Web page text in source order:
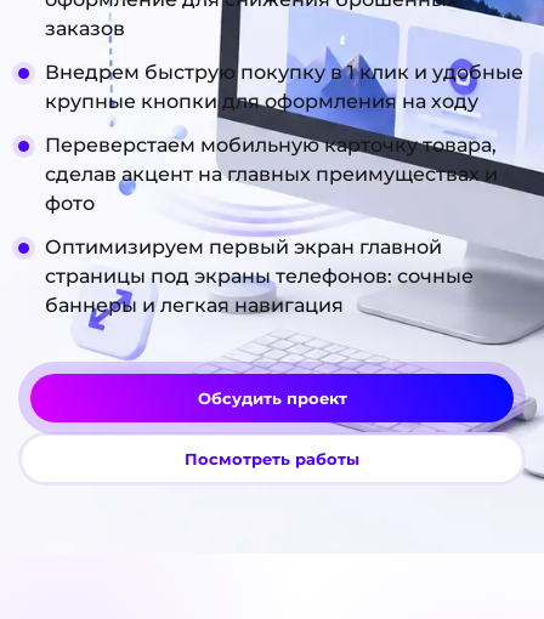
заказов
Внедрем быструю покупку в 1 клик и удобные
крупные кнопки для оформления на ходу
Переверстаем мобильную карточку товара,
сделав акцент на главных преимуществах и
фото
Оптимизируем первый экран главной
страницы под экраны телефонов: сочные
баннеры и легкая навигация
Обсудить проект
Посмотреть работы